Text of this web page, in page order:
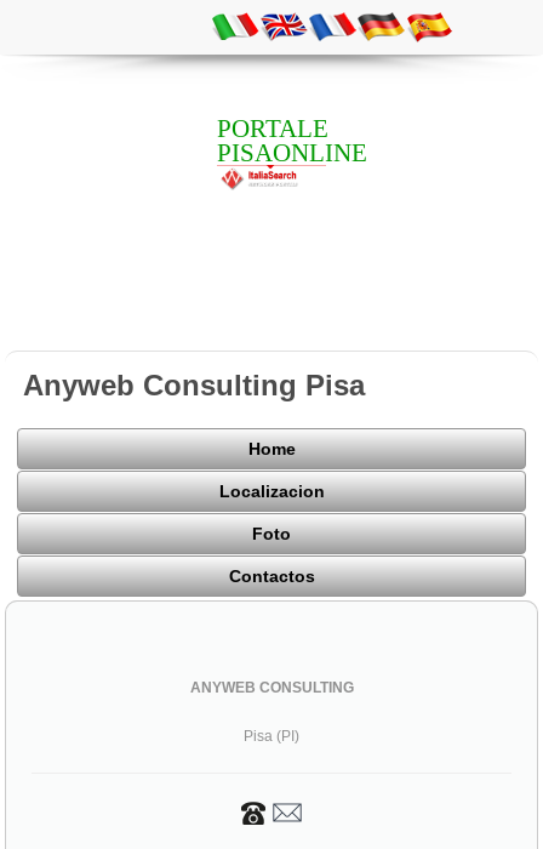
PORTALE
PISAONLINE
Anyweb Consulting Pisa
Home
Localizacion
Foto
Contactos
ANYWEB CONSULTING
Pisa (PI)